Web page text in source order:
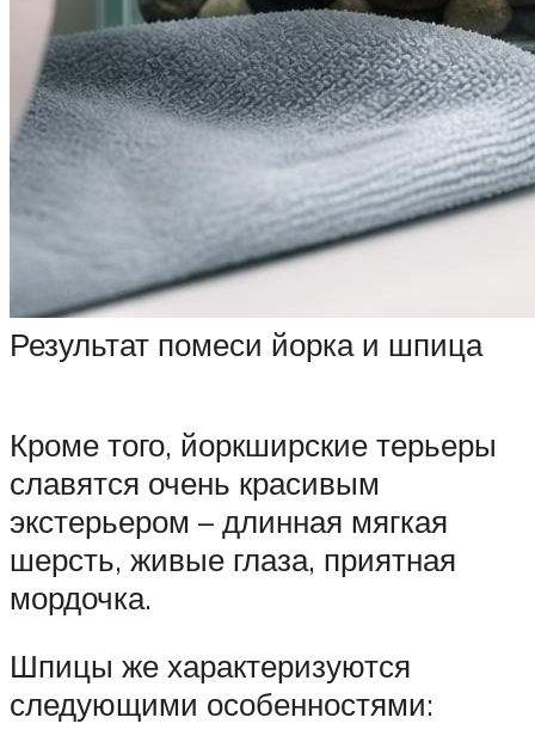
Результат помеси йорка и шпица
Кроме того, йоркширские терьеры
славятся очень красивым
экстерьером – длинная мягкая
шерсть, живые глаза, приятная
мордочка.
Шпицы же характеризуются
следующими особенностями: